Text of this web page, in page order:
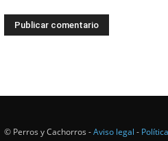
© Perros y Cachorros -Aviso legal -